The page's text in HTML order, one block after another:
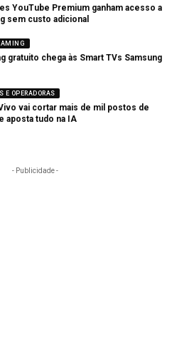
YouTube Premium ganham acesso a
sem custo adicional
gratuito chega às Smart TVs Samsung
E OPERADORAS
vai cortar mais de mil postos de
aposta tudo na IA
- Publicidade -